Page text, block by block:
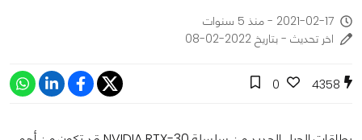
2021-02-17 - منذ 5 سنوات
اخر تحديث - بتاريخ 2022-02-08
4358
0